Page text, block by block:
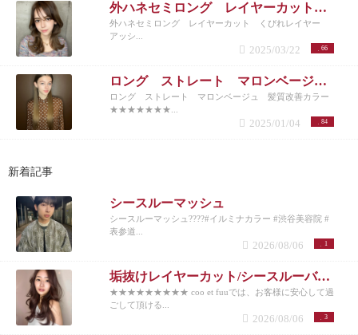
外ハネセミロング レイヤーカット くびれレイヤー アッシュベージュ ミルクティーベージュ シアグレージュ
外ハネセミロング レイヤーカット くびれレイヤー
アッシ...
66
2025/03/22
ロング ストレート マロンベージュ 髪質改善カラー
ロング ストレート マロンベージュ 髪質改善カラー
★★★★★★★...
84
2025/01/04
新着記事
シースルーマッシュ
シースルーマッシュ????#イルミナカラー #渋谷美容院 #
表参道...
1
2026/08/06
垢抜けレイヤーカット/シースルーバング◎夏のベージュカラー
★★★★★★★★★ coo et fuuでは、お客様に安心して過
ごして頂ける...
3
2026/08/06